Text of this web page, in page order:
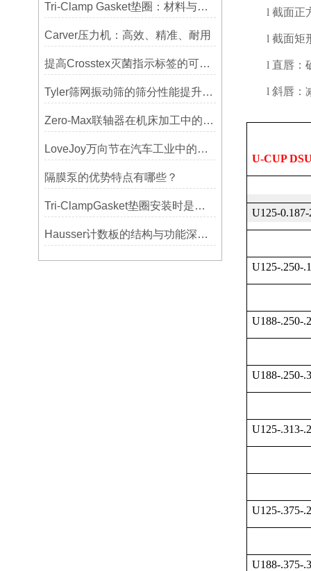
Tri-Clamp Gasket垫圈：材料与应用的全面指南
Carver压力机：高效、精准、耐用
提高Crosstex灭菌指示标签的可见性和识别度的方法
Tyler筛网振动筛的筛分性能提升技巧
Zero-Max联轴器在机床加工中的应用及精度保证方法
LoveJoy万向节在汽车工业中的重要性
隔膜泵的优势特点有哪些？
Tri-ClampGasket垫圈安装时是否需要涂抹润滑剂或密封脂？
Hausser计数板的结构与功能深度解析
l 截面正
l 截面矩
l 直唇：
l 斜唇：
U-CUP
U125-
U125-.250-
U188-.250-
U188-.250-
U125-.313-
U125-.375-
U188-.375-